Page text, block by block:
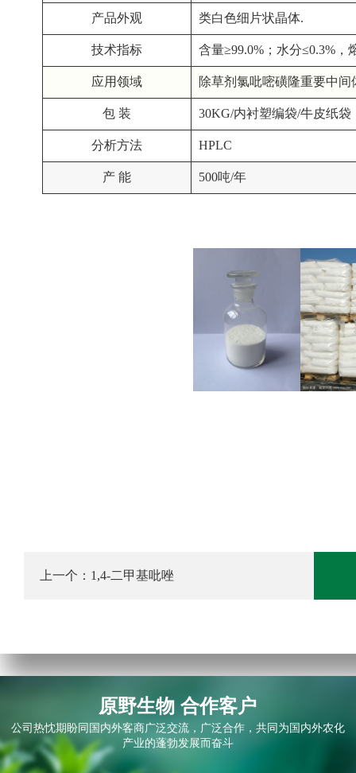
产品外观 类白色细片状晶体.
技术指标 含量≥99.0%；水分≤0.3%，
应用领域 除草剂氯吡嘧磺隆重要中间
包 装 30KG/内衬塑编袋/牛皮纸袋
分析方法 HPLC
产 能 500吨/年
上一个： 1,4-二甲基吡唑
原野生物 合作客户
公司热忱期盼同国内外客商广泛交流，广泛合作，共同为国内外农化
产业的蓬勃发展而奋斗